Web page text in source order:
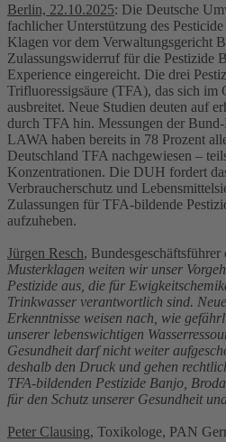
Berlin, 22.10.2025: Die Deutsche
fachlicher Unterstützung des
Klagen vor dem Verwaltungsgericht
Zulassungswiderruf für die Pestizide
Experience eingereicht. Die drei
Trifluoressigsäure (TFA), das sich im
ausbreitet. Neue Studien deuten auf
durch TFA hin. Messungen der
LAWA haben bereits in 78 Prozent
Deutschland TFA nachgewiesen –
Konzentrationen. Die DUH fordert
Verbraucherschutz und
Zulassungen für TFA-bildende
aufzuheben.
Jürgen Resch,
Musterklagen weiten wir unser
Pestizide aus, die für
Trinkwasser verantwortlich sind.
Erkenntnisse weisen nach, wie
unserer lebenswichtigen
Gesundheit darf nicht weiter
deshalb den Druck und gehen
TFA-bildenden Pestizide Banjo,
für den Schutz unserer Gesundheit
Peter Clausing, Toxikologe, PAN